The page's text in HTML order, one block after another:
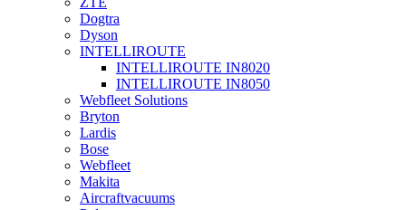
Dogtra
Dyson
INTELLIROUTE
INTELLIROUTE IN8020
INTELLIROUTE IN8050
Webfleet Solutions
Bryton
Lardis
Bose
Webfleet
Makita
Aircraftvacuums